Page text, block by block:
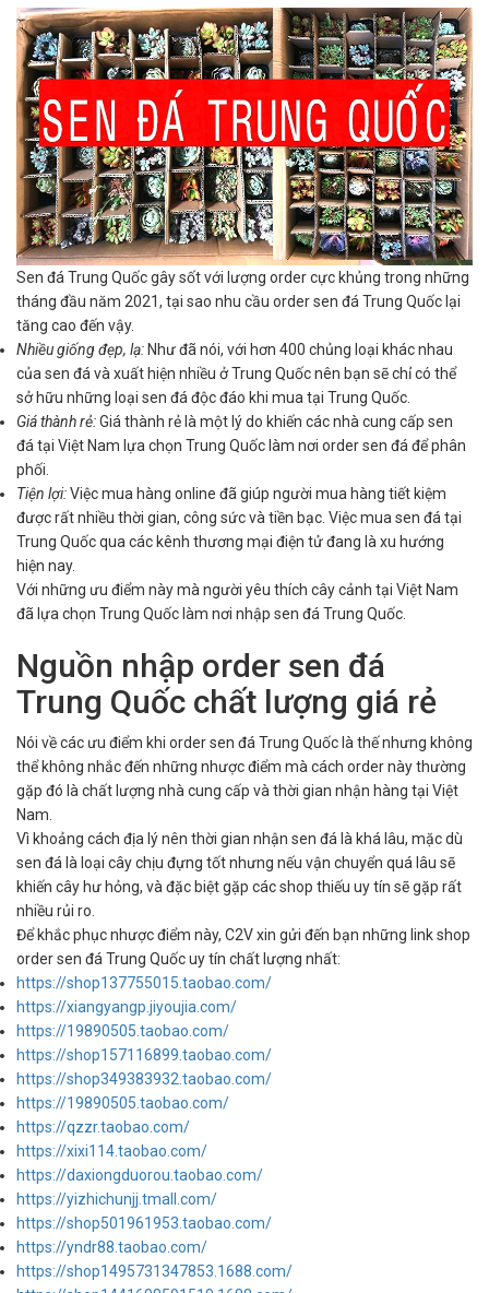
Sen đá Trung Quốc gây sốt với lượng order cực khủng trong những
tháng đầu năm 2021, tại sao nhu cầu order sen đá Trung Quốc lại
tăng cao đến vậy.
Nhiều giống đẹp, lạ:Như đã nói, với hơn 400 chủng loại khác nhau
của sen đá và xuất hiện nhiều ở Trung Quốc nên bạn sẽ chỉ có thể
sở hữu những loại sen đá độc đáo khi mua tại Trung Quốc.
Giá thành rẻ:Giá thành rẻ là một lý do khiến các nhà cung cấp sen
đá tại Việt Nam lựa chọn Trung Quốc làm nơi order sen đá để phân
phối.
Tiện lợi:Việc mua hàng online đã giúp người mua hàng tiết kiệm
được rất nhiều thời gian, công sức và tiền bạc. Việc mua sen đá tại
Trung Quốc qua các kênh thương mại điện tử đang là xu hướng
hiện nay.
Với những ưu điểm này mà người yêu thích cây cảnh tại Việt Nam
đã lựa chọn Trung Quốc làm nơi nhập sen đá Trung Quốc.
Nguồn nhập order sen đá
Trung Quốc chất lượng giá rẻ
Nói về các ưu điểm khi order sen đá Trung Quốc là thế nhưng không
thể không nhắc đến những nhược điểm mà cách order này thường
gặp đó là chất lượng nhà cung cấp và thời gian nhận hàng tại Việt
Nam.
Vì khoảng cách địa lý nên thời gian nhận sen đá là khá lâu, mặc dù
sen đá là loại cây chịu đựng tốt nhưng nếu vận chuyển quá lâu sẽ
khiến cây hư hỏng, và đặc biệt gặp các shop thiếu uy tín sẽ gặp rất
nhiều rủi ro.
Để khắc phục nhược điểm này, C2V xin gửi đến bạn những link shop
order sen đá Trung Quốc uy tín chất lượng nhất:
https://shop137755015.taobao.com/
https://xiangyangp.jiyoujia.com/
https://19890505.taobao.com/
https://shop157116899.taobao.com/
https://shop349383932.taobao.com/
https://19890505.taobao.com/
https://qzzr.taobao.com/
https://xixi114.taobao.com/
https://daxiongduorou.taobao.com/
https://yizhichunjj.tmall.com/
https://shop501961953.taobao.com/
https://yndr88.taobao.com/
https://shop1495731347853.1688.com/